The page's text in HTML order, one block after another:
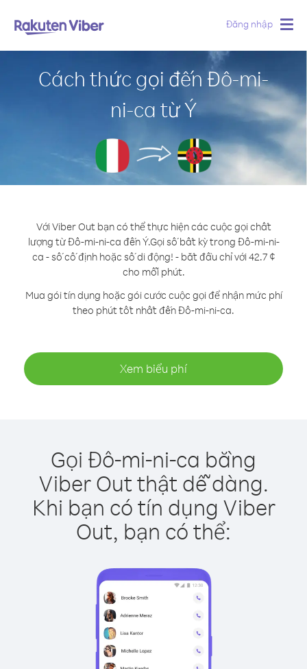
Đăng nhập
Cách thức gọi đến Đô-mi-
ni-ca từ Ý
Với Viber Out bạn có thể thực hiện các cuộc gọi chất
lượng từ Đô-mi-ni-ca đến Ý.Gọi số bất kỳ trong Đô-mi-ni-
ca - số cố định hoặc số di động! - bắt đầu chỉ với 42.7 ¢
cho mỗi phút.
Mua gói tín dụng hoặc gói cước cuộc gọi để nhận mức phí
theo phút tốt nhất đến Đô-mi-ni-ca.
Xem biểu phí
Gọi Đô-mi-ni-ca bằng
Viber Out thật dễ dàng.
Khi bạn có tín dụng Viber
Out, bạn có thể: